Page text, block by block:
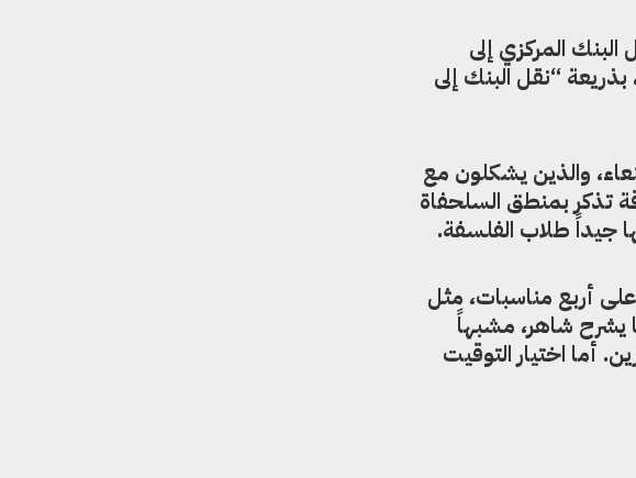
كان راتب أغسطس 2016، بعدها نقل البنك المركزي إلى
“نقل البنك إلى
والذين يشكلون مع
الثاني من مرتب شهر أغسطس 2018، في مفارقة تذكر بمنطق السلحفاة
أربع مناسبات، مثل
يشرح شاهر، مشبهاً
أما اختيار التوقيت